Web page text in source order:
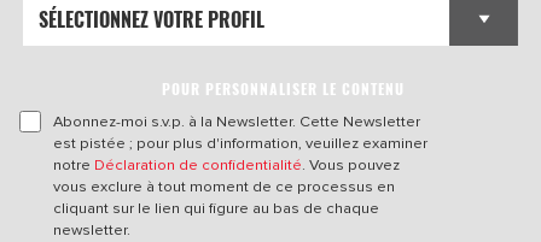
POUR PERSONNALISER LE CONTENU
Abonnez-moi s.v.p. à la Newsletter. Cette Newsletter
est pistée ; pour plus d'information, veuillez examiner
notre Déclaration de confidentialité. Vous pouvez
vous exclure à tout moment de ce processus en
cliquant sur le lien qui figure au bas de chaque
newsletter.